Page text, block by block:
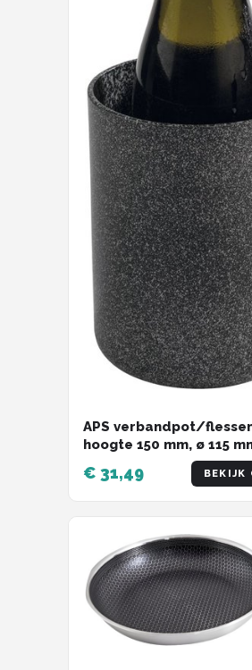
APS verbandpot/
hoogte 150 mm, ø 115
€ 31,49 BEKIJK